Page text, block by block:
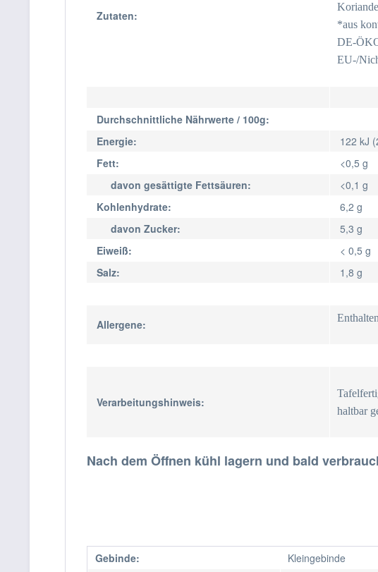
Zutaten:
*aus
DE-
EU-/
Durchschnittliche Nährwerte / 100g:
Energie:
122 kJ
Fett:
<0,5 g
davon gesättigte Fettsäuren:
<0,1 g
Kohlenhydrate:
6,2 g
davon Zucker:
5,3 g
Eiweiß:
< 0,5 g
Salz:
1,8 g
Allergene:
Verarbeitungshinweis:
haltbar
Nach dem Öffnen kühl lagern und bald
Gebinde:
Kleingebinde